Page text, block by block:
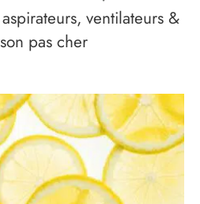
ventilateurs &
pas cher